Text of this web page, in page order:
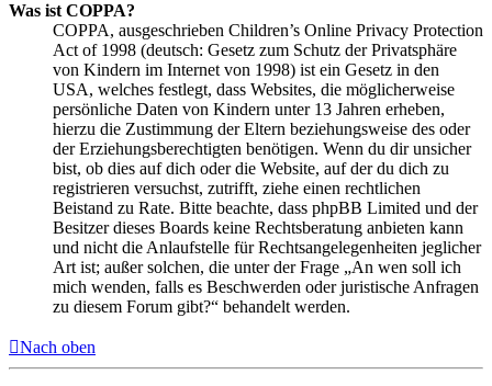
Was ist COPPA?
COPPA, ausgeschrieben Children’s Online Privacy Protection
Act of 1998 (deutsch: Gesetz zum Schutz der Privatsphäre
von Kindern im Internet von 1998) ist ein Gesetz in den
USA, welches festlegt, dass Websites, die möglicherweise
persönliche Daten von Kindern unter 13 Jahren erheben,
hierzu die Zustimmung der Eltern beziehungsweise des oder
der Erziehungsberechtigten benötigen. Wenn du dir unsicher
bist, ob dies auf dich oder die Website, auf der du dich zu
registrieren versuchst, zutrifft, ziehe einen rechtlichen
Beistand zu Rate. Bitte beachte, dass phpBB Limited und der
Besitzer dieses Boards keine Rechtsberatung anbieten kann
und nicht die Anlaufstelle für Rechtsangelegenheiten jeglicher
Art ist; außer solchen, die unter der Frage „An wen soll ich
mich wenden, falls es Beschwerden oder juristische Anfragen
zu diesem Forum gibt?“ behandelt werden.
Nach oben